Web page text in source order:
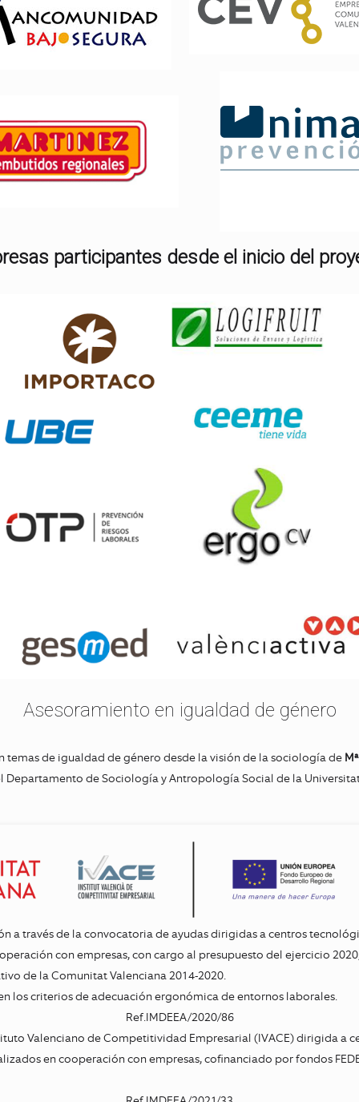
participantes desde el inicio del
Asesoramiento en igualdad de género
de igualdad de género desde la visión de la sociología de
Departamento de Sociología y Antropología Social de la
a través de la convocatoria de ayudas dirigidas a centros
con empresas, con cargo al presupuesto del ejercicio
de la Comunitat Valenciana 2014-2020.
los criterios de adecuación ergonómica de entornos laborales.
Ref.IMDEEA/2020/86
Valenciano de Competitividad Empresarial (IVACE) dirigida a
en cooperación con empresas, cofinanciado por fondos